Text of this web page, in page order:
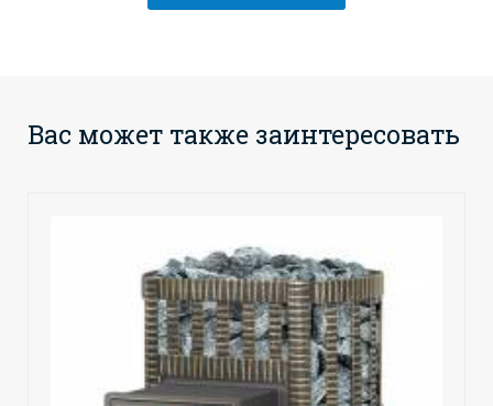
Вас может также заинтересовать